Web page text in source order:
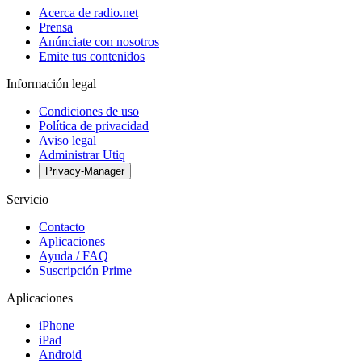
Acerca de radio.net
Prensa
Anúnciate con nosotros
Emite tus contenidos
Información legal
Condiciones de uso
Política de privacidad
Aviso legal
Administrar Utiq
Privacy-Manager
Servicio
Contacto
Aplicaciones
Ayuda / FAQ
Suscripción Prime
Aplicaciones
iPhone
iPad
Android